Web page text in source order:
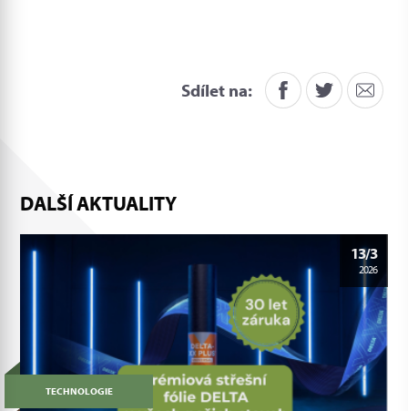
Sdílet na:
DALŠÍ AKTUALITY
13/3
2026
TECHNOLOGIE